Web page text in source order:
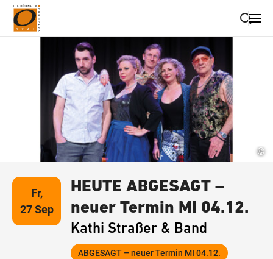
Suche schließen
Wegbeschreibung erhalten
©
Fr,
27 Sep
HEUTE ABGESAGT –
neuer Termin MI 04.12.
Kathi Straßer & Band
ABGESAGT – neuer Termin MI 04.12.